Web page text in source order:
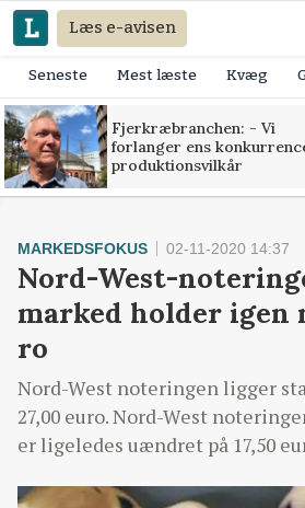
Læs e-avisen
Seneste Mest læste Kvæg
Fjerkræbranchen: - Vi
forlanger ens
produktionsvilkår
MARKEDSFOKUS 02-11-2020 14:37
Nord-West-
marked holder igen
ro
Nord-West noteringen ligger
27,00 euro. Nord-West
er ligeledes uændret på 17,50